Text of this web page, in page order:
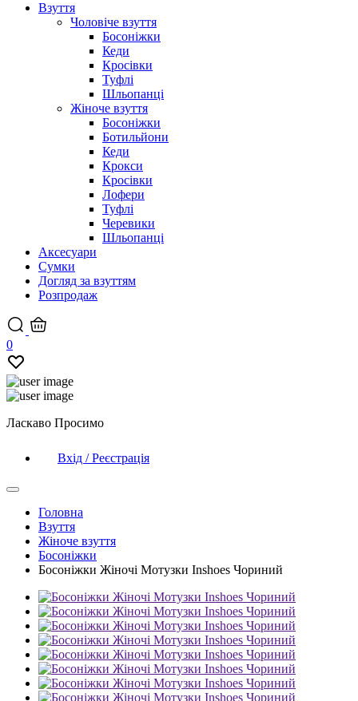
Взуття
Чоловіче взуття
Босоніжки
Кеди
Кросівки
Туфлі
Шльопанці
Жіноче взуття
Босоніжки
Ботильйони
Кеди
Крокси
Кросівки
Лофери
Туфлі
Черевики
Шльопанці
Аксесуари
Сумки
Догляд за взуттям
Розпродаж
0
Ласкаво Просимо
Вхід / Реєстрація
Головна
Взуття
Жіноче взуття
Босоніжки
Босоніжки Жіночі Мотузки Inshoes Чориний